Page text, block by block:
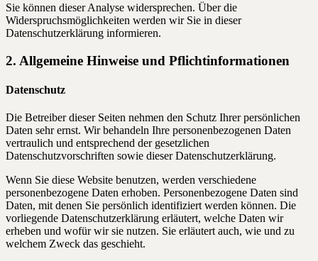
Sie können dieser Analyse widersprechen. Über die
Widerspruchsmöglichkeiten werden wir Sie in dieser
Datenschutzerklärung informieren.
2. Allgemeine Hinweise und Pflichtinformationen
Datenschutz
Die Betreiber dieser Seiten nehmen den Schutz Ihrer persönlichen
Daten sehr ernst. Wir behandeln Ihre personenbezogenen Daten
vertraulich und entsprechend der gesetzlichen
Datenschutzvorschriften sowie dieser Datenschutzerklärung.
Wenn Sie diese Website benutzen, werden verschiedene
personenbezogene Daten erhoben. Personenbezogene Daten sind
Daten, mit denen Sie persönlich identifiziert werden können. Die
vorliegende Datenschutzerklärung erläutert, welche Daten wir
erheben und wofür wir sie nutzen. Sie erläutert auch, wie und zu
welchem Zweck das geschieht.